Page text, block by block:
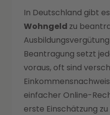
In Deutschland gibt
Wohngeld zu
Beantragung setzt
voraus, oft sind
einfacher Online-
erste Einschätzung